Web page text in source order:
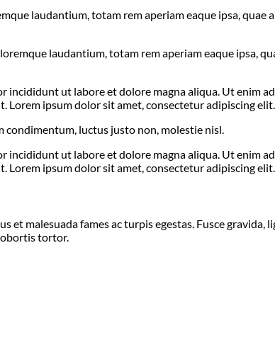
laudantium, totam rem aperiam eaque ipsa,
laudantium, totam rem aperiam eaque ipsa,
incididunt ut labore et dolore magna aliqua. Ut enim
ipsum dolor sit amet, consectetur adipiscing elit.
luctus justo non, molestie nisl.
incididunt ut labore et dolore magna aliqua. Ut enim
ipsum dolor sit amet, consectetur adipiscing elit.
malesuada fames ac turpis egestas. Fusce
tortor.